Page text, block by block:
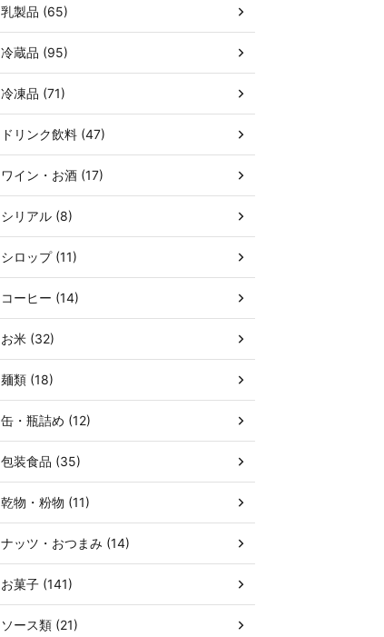
乳製品 (65)
冷蔵品 (95)
冷凍品 (71)
ドリンク飲料 (47)
ワイン・お酒 (17)
シリアル (8)
シロップ (11)
コーヒー (14)
お米 (32)
麺類 (18)
缶・瓶詰め (12)
包装食品 (35)
乾物・粉物 (11)
ナッツ・おつまみ (14)
お菓子 (141)
ソース類 (21)